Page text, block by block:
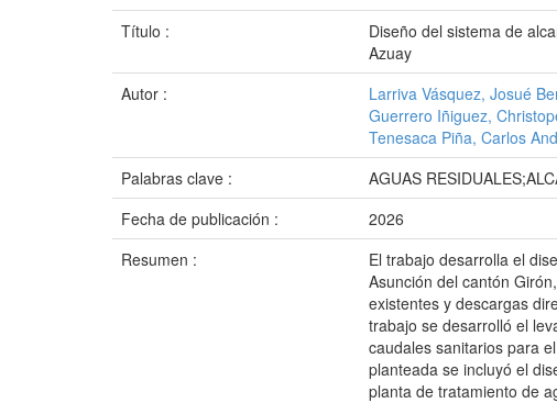
Título :
Diseño del sistema de
Azuay
Autor :
Larriva Vásquez, Josué
Guerrero Iñiguez,
Tenesaca Piña, Carlos
Palabras clave :
AGUAS
Fecha de publicación :
2026
Resumen :
El trabajo desarrolla el
Asunción del cantón
existentes y descargas
trabajo se desarrolló el
caudales sanitarios para
planteada se incluyó el
planta de tratamiento de